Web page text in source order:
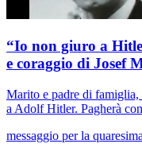
“Io non giuro a
e coraggio di Josef
Marito e padre di
a Adolf Hitler. Pagherà
messaggio per la quaresima